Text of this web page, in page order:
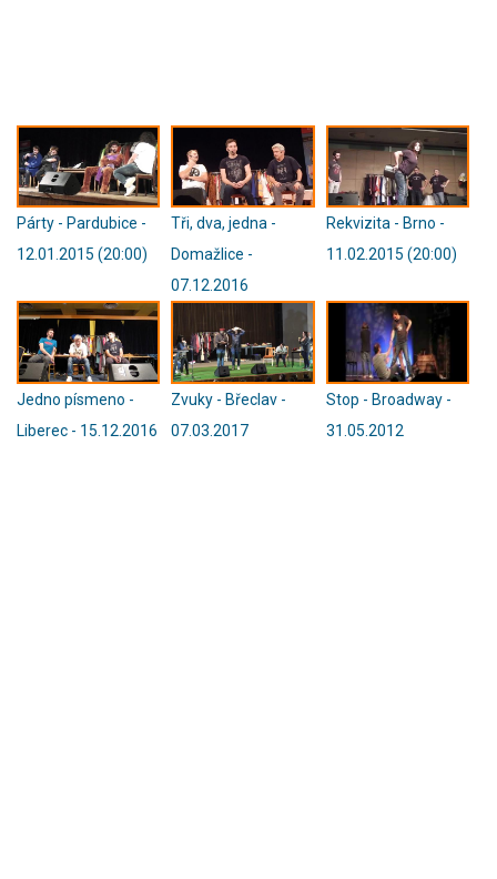
Párty - Pardubice -
12.01.2015 (20:00)
Tři, dva, jedna -
Domažlice -
07.12.2016
Rekvizita - Brno -
11.02.2015 (20:00)
Jedno písmeno -
Liberec - 15.12.2016
Zvuky - Břeclav -
07.03.2017
Stop - Broadway -
31.05.2012